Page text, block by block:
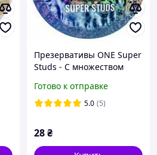
Презервативы ONE Super
Studs - С множеством
Готово к отправке
5.0 (5)
28₴